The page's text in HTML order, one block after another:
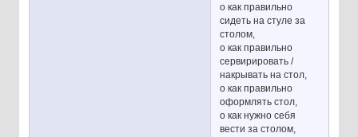
o как правильно
сидеть на стуле за
столом,
o как правильно
сервирировать /
накрывать на стол,
o как правильно
оформлять стол,
o как нужно себя
вести за столом,